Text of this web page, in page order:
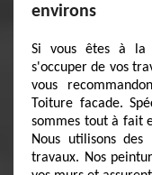
environs
Si vous êtes à la
s'occuper de vos
vous
Toiture facade.
sommes tout à fait
Nous utilisons
travaux. Nos